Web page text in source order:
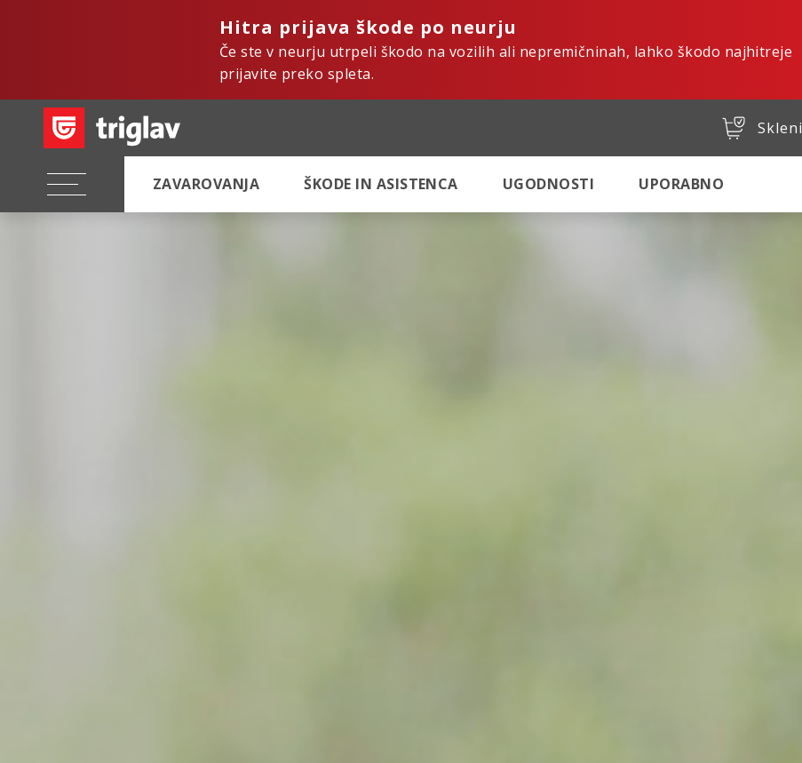
Hitra prijava škode po neurju
Če ste v neurju utrpeli škodo na vozilih ali nepremičninah, lahko škodo najhitreje
prijavite preko spleta.
Skleni
ZAVAROVANJA ŠKODE IN ASISTENCA UGODNOSTI UPORABNO